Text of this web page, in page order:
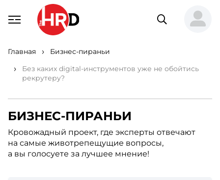
Главная
Бизнес-пираньи
Без каких digital-инструментов уже не обойтись
рекрутеру?
БИЗНЕС-ПИРАНЬИ
Кровожадный проект, где эксперты отвечают
на самые животрепещущие вопросы,
а вы голосуете за лучшее мнение!